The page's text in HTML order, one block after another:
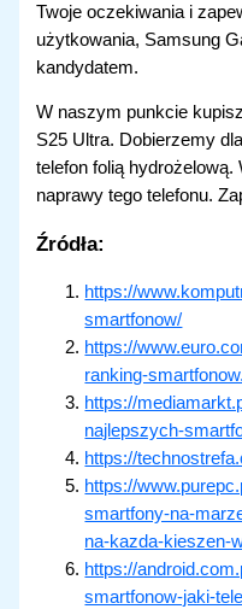
Twoje oczekiwania i
użytkowania, Samsung
kandydatem.
W naszym punkcie
S25 Ultra. Dobierzemy
telefon folią
naprawy tego telefonu.
Źródła:
https://
smartfonow/
https://
ranking-
https://
najlepszych-
https://
https://
smartfony-na-
na-kazda-kieszen-
https://
smartfonow-jaki-